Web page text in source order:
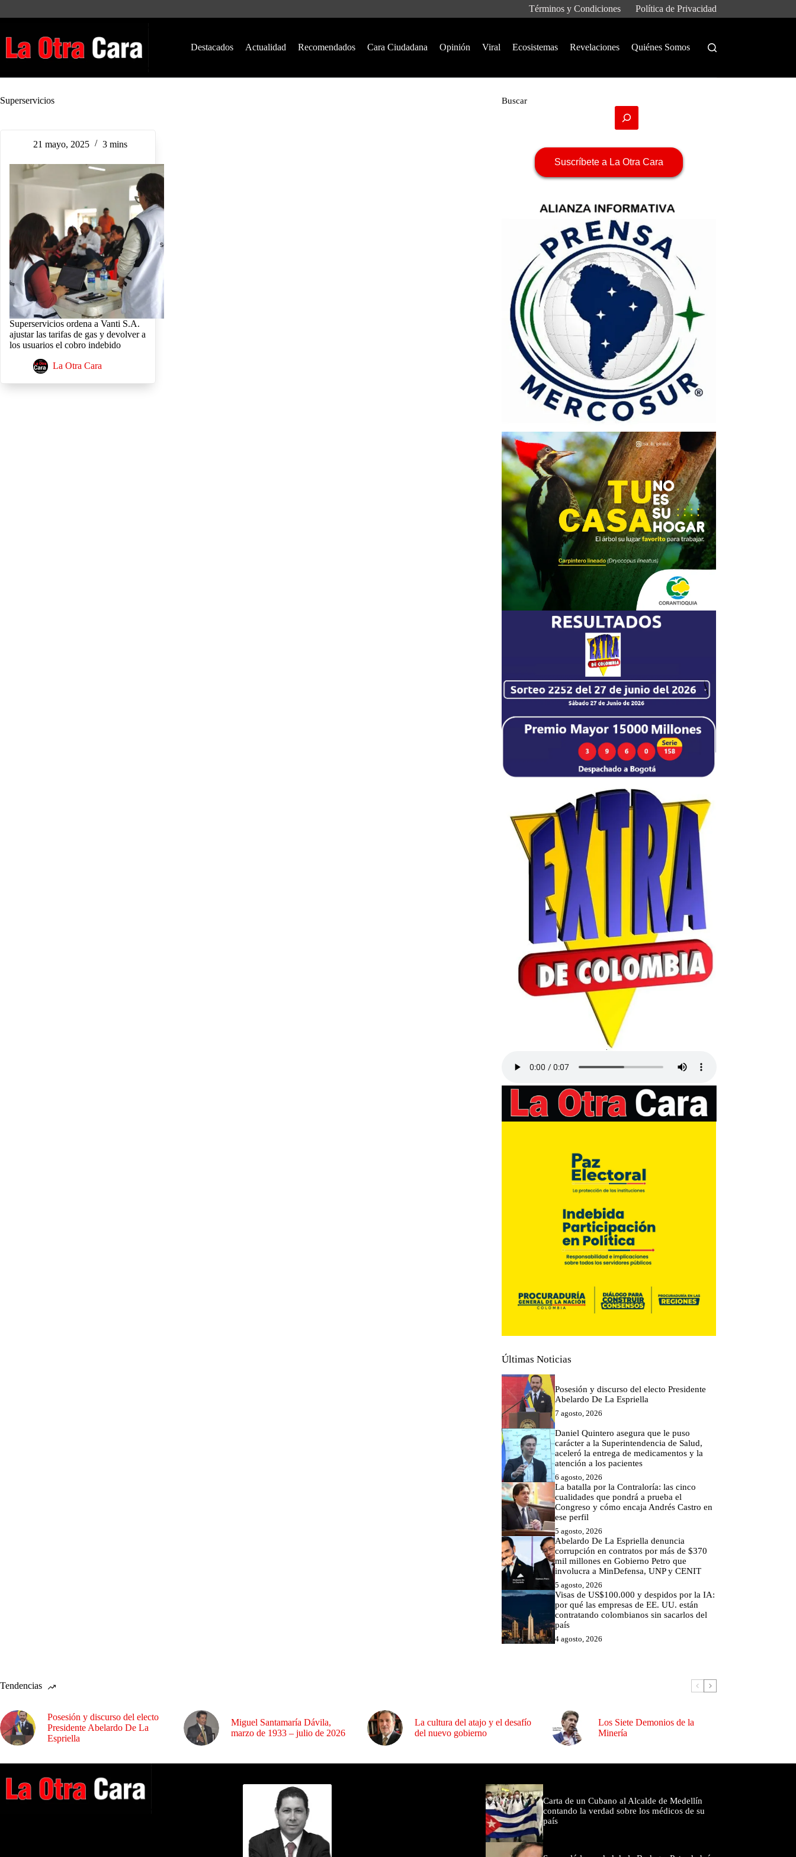
Términos y Condiciones Política de Privacidad
Destacados Actualidad Recomendados Cara Ciudadana Opinión Viral Ecosistemas Revelaciones Quiénes Somos
Superservicios
21 mayo, 2025 3 mins
Superservicios ordena a Vanti S.A.
ajustar las tarifas de gas y devolver a
los usuarios el cobro indebido
La Otra Cara
Buscar
Suscríbete a La Otra Cara
Últimas Noticias
Posesión y discurso del electo Presidente
Abelardo De La Espriella
7 agosto, 2026
Daniel Quintero asegura que le puso
carácter a la Superintendencia de Salud,
aceleró la entrega de medicamentos y la
atención a los pacientes
6 agosto, 2026
La batalla por la Contraloría: las cinco
cualidades que pondrá a prueba el
Congreso y cómo encaja Andrés Castro en
ese perfil
5 agosto, 2026
Abelardo De La Espriella denuncia
corrupción en contratos por más de $370
mil millones en Gobierno Petro que
involucra a MinDefensa, UNP y CENIT
5 agosto, 2026
Visas de US$100.000 y despidos por la IA:
por qué las empresas de EE. UU. están
contratando colombianos sin sacarlos del
país
4 agosto, 2026
Tendencias
Posesión y discurso del electo
Presidente Abelardo De La
Espriella
Miguel Santamaría Dávila,
marzo de 1933 – julio de 2026
La cultura del atajo y el desafío
del nuevo gobierno
Los Siete Demonios de la
Minería
Carta de un Cubano al Alcalde de Medellín
contando la verdad sobre los médicos de su
país